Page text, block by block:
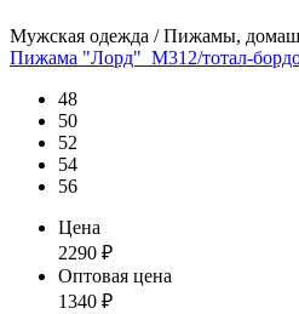
Мужская одежда / Пижамы,
Пижама "Лорд"_М312/тотал-
48
50
52
54
56
Цена
2290 ₽
Оптовая цена
1340 ₽